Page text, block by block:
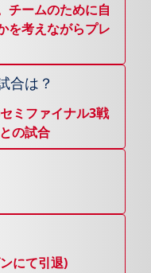
チームのために自
を考えながらプレ
合は？
ミファイナル3戦
の試合
にて引退)